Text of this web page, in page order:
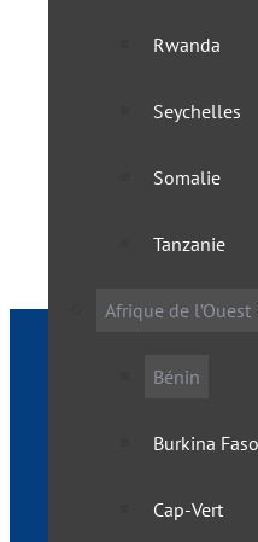
Rwanda
Seychelles
Somalie
Tanzanie
Afrique de l’Ouest
Bénin
Burkina Faso
Cap-Vert
Le
17 juin 2022